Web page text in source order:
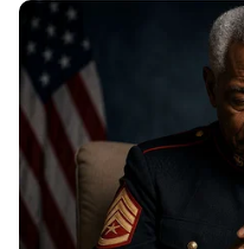
DOWNLOAD APP
RECOMMENDED